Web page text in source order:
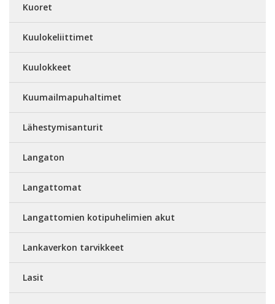
Kuoret
Kuulokeliittimet
Kuulokkeet
Kuumailmapuhaltimet
Lähestymisanturit
Langaton
Langattomat
Langattomien kotipuhelimien akut
Lankaverkon tarvikkeet
Lasit